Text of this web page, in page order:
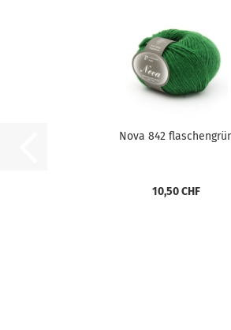
Nova 842
10,50 CHF